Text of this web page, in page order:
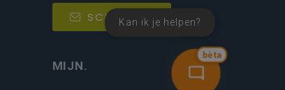
bèta
Kan ik je helpen?
SCHRIJF IN
MIJN.